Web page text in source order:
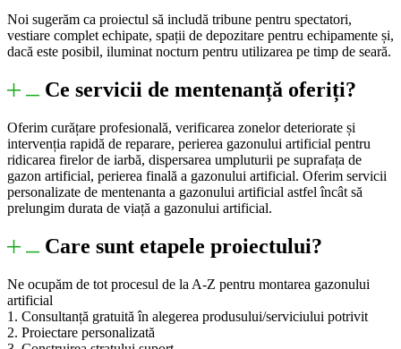
Noi sugerăm ca proiectul să includă tribune pentru spectatori,
vestiare complet echipate, spații de depozitare pentru echipamente și,
dacă este posibil, iluminat nocturn pentru utilizarea pe timp de seară.
Ce servicii de mentenanță oferiți?
Oferim curățare profesională, verificarea zonelor deteriorate și
intervenția rapidă de reparare, perierea gazonului artificial pentru
ridicarea firelor de iarbă, dispersarea umpluturii pe suprafața de
gazon artificial, perierea finală a gazonului artificial. Oferim servicii
personalizate de mentenanta a gazonului artificial astfel încât să
prelungim durata de viață a gazonului artificial.
Care sunt etapele proiectului?
Ne ocupăm de tot procesul de la A-Z pentru montarea gazonului
artificial
1. Consultanță gratuită în alegerea produsului/serviciului potrivit
2. Proiectare personalizată